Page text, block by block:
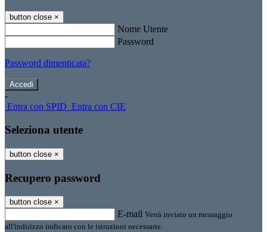
button close ×
Nome Utente
Password
Password dimenticata?
-
Entra con SPID Entra con CIE
Seleziona utente
button close ×
Recupero password
button close ×
E-mail Verrà inviato un messaggio
all'indirizzo indicato con le istruzioni necessarie.